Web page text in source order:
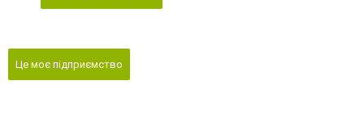
Це моє підприємство